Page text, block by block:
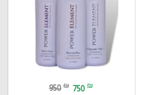
950 ₪ 750 ₪